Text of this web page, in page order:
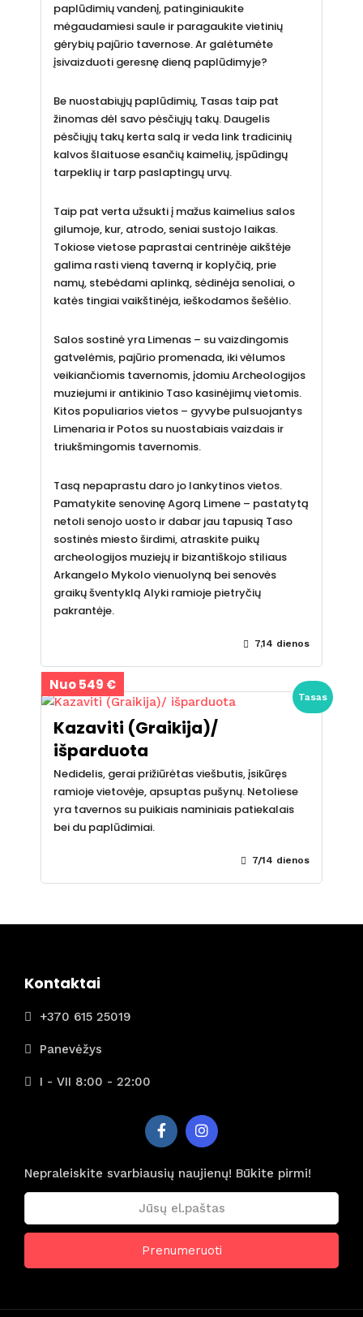
paplūdimių vandenį, patinginiaukite
mėgaudamiesi saule ir paragaukite vietinių
gėrybių pajūrio tavernose. Ar galėtumėte
įsivaizduoti geresnę dieną paplūdimyje?
Be nuostabiųjų paplūdimių, Tasas taip pat
žinomas dėl savo pėsčiųjų takų. Daugelis
pėsčiųjų takų kerta salą ir veda link tradicinių
kalvos šlaituose esančių kaimelių, įspūdingų
tarpeklių ir tarp paslaptingų urvų.
Taip pat verta užsukti į mažus kaimelius salos
gilumoje, kur, atrodo, seniai sustojo laikas.
Tokiose vietose paprastai centrinėje aikštėje
galima rasti vieną taverną ir koplyčią, prie
namų, stebėdami aplinką, sėdinėja senoliai, o
katės tingiai vaikštinėja, ieškodamos šešėlio.
Salos sostinė yra Limenas – su vaizdingomis
gatvelėmis, pajūrio promenada, iki vėlumos
veikiančiomis tavernomis, įdomiu Archeologijos
muziejumi ir antikinio Taso kasinėjimų vietomis.
Kitos populiarios vietos – gyvybe pulsuojantys
Limenaria ir Potos su nuostabiais vaizdais ir
triukšmingomis tavernomis.
Tasą nepaprastu daro jo lankytinos vietos.
Pamatykite senovinę Agorą Limene – pastatytą
netoli senojo uosto ir dabar jau tapusią Taso
sostinės miesto širdimi, atraskite puikų
archeologijos muziejų ir bizantiškojo stiliaus
Arkangelo Mykolo vienuolyną bei senovės
graikų šventyklą Alyki ramioje pietryčių
pakrantėje.
7,14 dienos
Tasas
Nuo 549 €
Kazaviti (Graikija)/
išparduota
Nedidelis, gerai prižiūrėtas viešbutis, įsikūręs
ramioje vietovėje, apsuptas pušynų. Netoliese
yra tavernos su puikiais naminiais patiekalais
bei du paplūdimiai.
7/14 dienos
Kontaktai
+370 615 25019
Panevėžys
I - VII 8:00 - 22:00
Nepraleiskite svarbiausių naujienų! Būkite pirmi!